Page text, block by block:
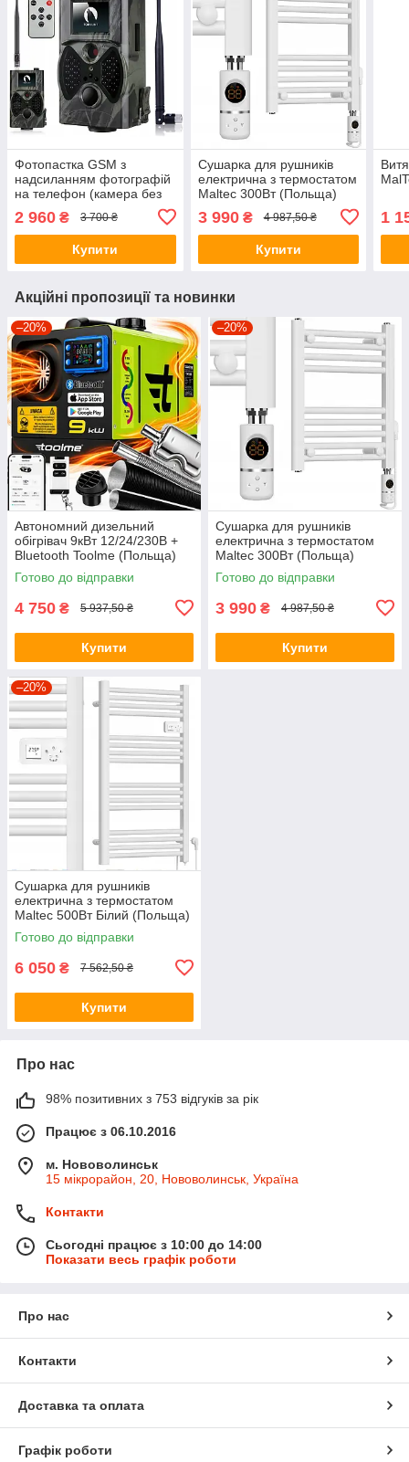
Фотопастка GSM з
надсиланням фотографій
на телефон (камера без
Wi-Fi), нічна зйомка, для
дачі, полювання, охорони
(Польща)
2 960 ₴ 3 700 ₴
Купити
Сушарка для рушників
електрична з термостатом
Maltec 300Вт (Польща)
3 990₴ 4 987,50 ₴
Купити
1
Акційні пропозиції та новинки
–20%
Автономний дизельний
обігрівач 9кВт 12/24/230В +
Bluetooth Toolme (Польща)
Готово до відправки
4 750 ₴ 5 937,50 ₴
Купити
–20%
Сушарка для рушників
електрична з термостатом
Maltec 300Вт (Польща)
Готово до відправки
3 990 ₴ 4 987,50 ₴
Купити
–20%
Сушарка для рушників
електрична з термостатом
Maltec 500Вт Білий (Польща)
Готово до відправки
6 050 ₴ 7 562,50 ₴
Купити
Про нас
98% позитивних з 753 відгуків за рік
Працює з 06.10.2016
м. Нововолинськ
15 мікрорайон, 20, Нововолинськ, Україна
Контакти
Сьогодні працює з 10:00 до 14:00
Показати весь графік роботи
Про нас
Контакти
Доставка та оплата
Графік роботи